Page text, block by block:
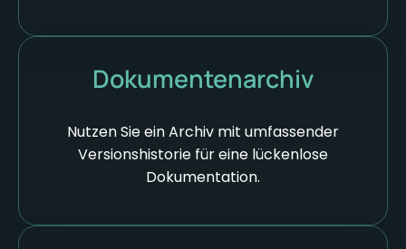
Dokumentenarchiv
Nutzen Sie ein Archiv mit umfassender
Versionshistorie für eine lückenlose
Dokumentation.